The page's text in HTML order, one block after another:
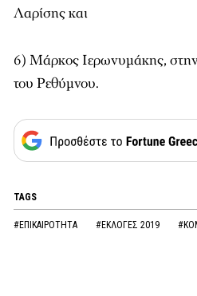
Λαρίσης και
6) Μάρκος Ιερωνυμάκης, στην
του Ρεθύμνου.
TAGS
#ΕΠΙΚΑΙΡΟΤΗΤΑ #ΕΚΛΟΓΕΣ 2019